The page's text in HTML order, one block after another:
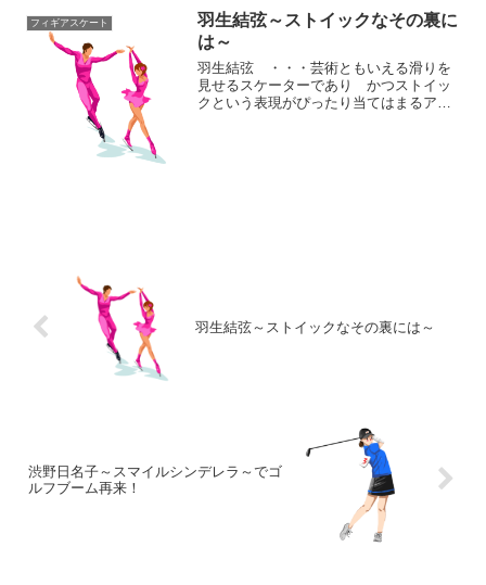
フィギアスケート
羽生結弦～ストイックなその裏に
は～
羽生結弦 ・・・芸術ともいえる滑りを
見せるスケーターであり かつストイッ
クという表現がぴったり当てはまるアス
羽生結弦～ストイックなその裏には～
渋野日名子～スマイルシンデレラ～でゴ
ルフブーム再来！